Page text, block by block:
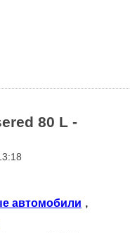
80 L -
автомобили ,